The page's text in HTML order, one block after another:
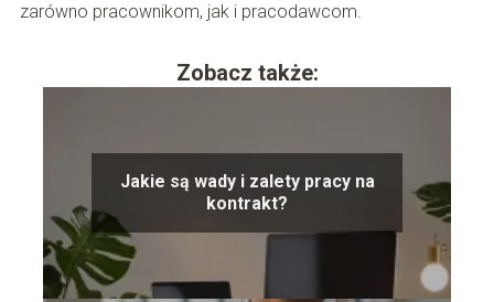
zarówno pracownikom, jak i pracodawcom.
Zobacz także:
Jakie są wady i zalety pracy na
kontrakt?